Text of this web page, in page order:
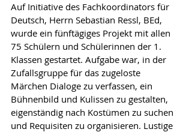
Auf Initiative des Fachkoordinators für
Deutsch, Herrn Sebastian Ressl, BEd,
wurde ein fünftägiges Projekt mit allen
75 Schülern und Schülerinnen der 1.
Klassen gestartet. Aufgabe war, in der
Zufallsgruppe für das zugeloste
Märchen Dialoge zu verfassen, ein
Bühnenbild und Kulissen zu gestalten,
eigenständig nach Kostümen zu suchen
und Requisiten zu organisieren. Lustige